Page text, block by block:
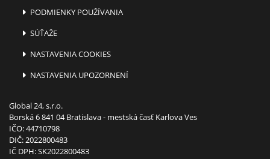
PODMIENKY POUŽÍVANIA
SÚŤAŽE
NASTAVENIA COOKIES
NASTAVENIA UPOZORNENÍ
Global 24, s.r.o.
Borská 6 841 04 Bratislava - mestská časť Karlova Ves
IČO: 44710798
DIČ: 2022800483
IČ DPH: SK2022800483